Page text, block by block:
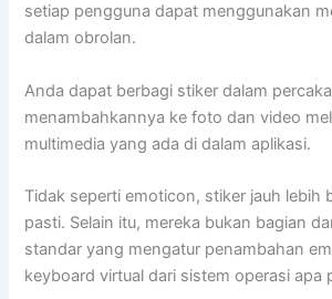
setiap pengguna dapat menggunakan
dalam obrolan.
Anda dapat berbagi stiker dalam
menambahkannya ke foto dan video
multimedia yang ada di dalam aplikasi.
Tidak seperti emoticon, stiker jauh lebih
pasti. Selain itu, mereka bukan bagian
standar yang mengatur penambahan
keyboard virtual dari sistem operasi apa